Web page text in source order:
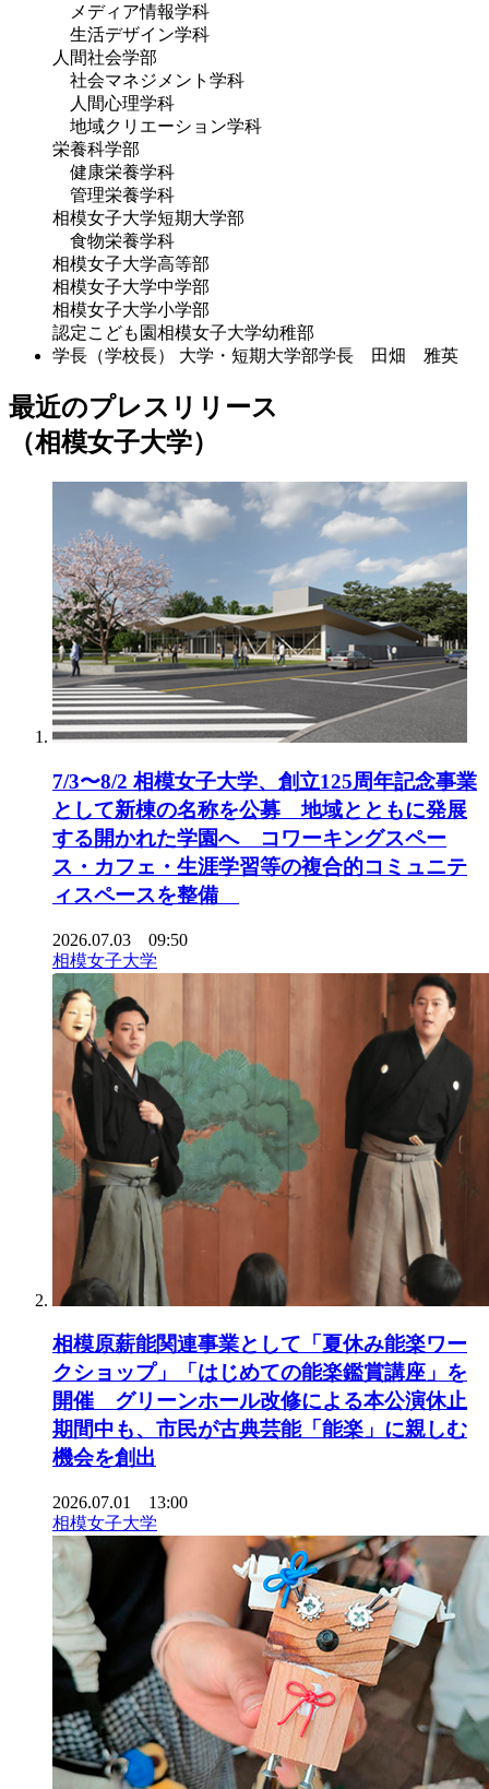
メディア情報学科
生活デザイン学科
人間社会学部
社会マネジメント学科
人間心理学科
地域クリエーション学科
栄養科学部
健康栄養学科
管理栄養学科
相模女子大学短期大学部
食物栄養学科
相模女子大学高等部
相模女子大学中学部
相模女子大学小学部
認定こども園相模女子大学幼稚部
学長（学校長）
大学・短期大学部学長 田畑 雅英
最近のプレスリリース
（相模女子大学）
7/3〜8/2 相模女子大学、創立125周年記念事業
として新棟の名称を公募 地域とともに発展
する開かれた学園へ コワーキングスペー
ス・カフェ・生涯学習等の複合的コミュニテ
ィスペースを整備
2026.07.03 09:50
相模女子大学
相模原薪能関連事業として「夏休み能楽ワー
クショップ」「はじめての能楽鑑賞講座」を
開催 グリーンホール改修による本公演休止
期間中も、市民が古典芸能「能楽」に親しむ
機会を創出
2026.07.01 13:00
相模女子大学